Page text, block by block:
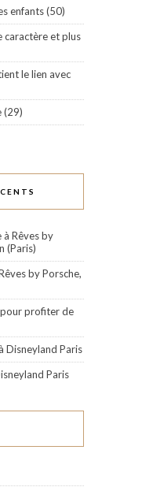
enfants (50)
caractère et plus
le lien avec
(29)
à Rêves by
(Paris)
by Porsche,
profiter de
Disneyland Paris
Paris